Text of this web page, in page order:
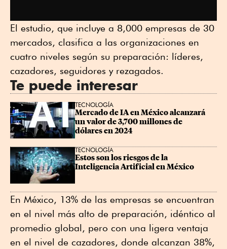
El estudio, que incluye a 8,000 empresas de 30
mercados, clasifica a las organizaciones en
cuatro niveles según su preparación: líderes,
cazadores, seguidores y rezagados.
Te puede interesar
TECNOLOGÍA
Mercado de IA en México alcanzará
un valor de 3,700 millones de
dólares en 2024
TECNOLOGÍA
Estos son los riesgos de la
Inteligencia Artificial en México
En México, 13% de las empresas se encuentran
en el nivel más alto de preparación, idéntico al
promedio global, pero con una ligera ventaja
en el nivel de cazadores, donde alcanzan 38%,